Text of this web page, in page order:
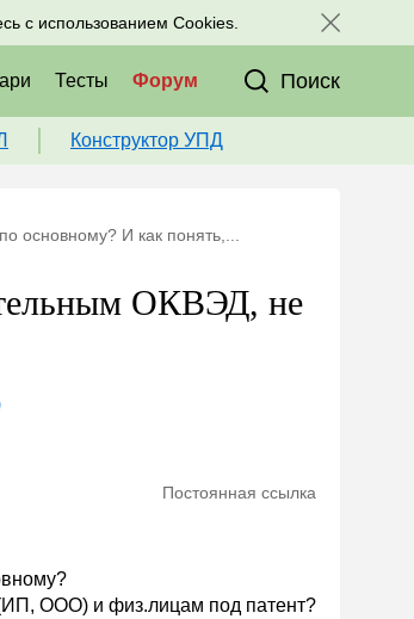
с использованием Cookies.
к нам в соц. сетях:
Тесты Форум Поиск
Конструктор УПД
основному? И как понять,...
ОКВЭД, не
Постоянная ссылка
(ИП, ООО) и физ.лицам под патент?